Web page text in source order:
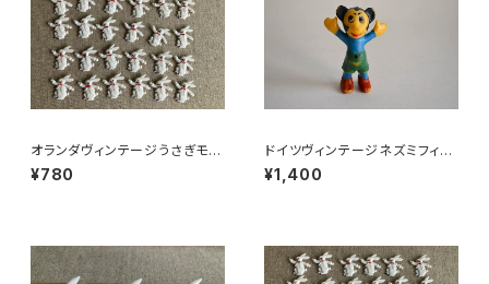
オランダヴィンテージうさぎモチ
ーフプラパーツ30個セットNo9
4
¥780
ドイツヴィンテージネズミフィギ
ュアa
¥1,400